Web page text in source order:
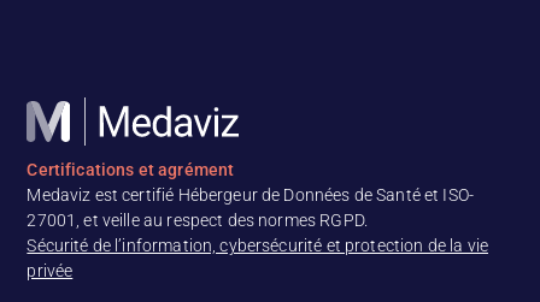
Certifications et agrément
Medaviz est certifié Hébergeur de Données de Santé et ISO-
27001, et veille au respect des normes RGPD.
Sécurité de l’information, cybersécurité et protection de la vie
privée